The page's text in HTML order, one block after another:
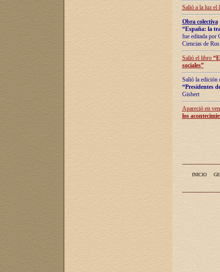
Salió a la luz el
Obra colectiva
“España: la
fue editada por
Ciencias de
Salió el libro “
sociales”
Salió la edición
“Presidentes
Gisbert
Apareció en
los
INICIO